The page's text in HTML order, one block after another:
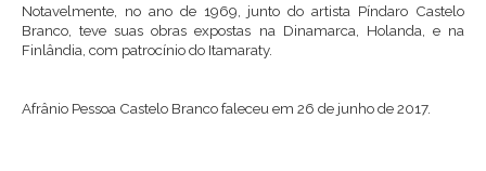
Notavelmente, no ano de 1969, junto do artista Píndaro Castelo
Branco, teve suas obras expostas na Dinamarca, Holanda, e na
Finlândia, com patrocínio do Itamaraty.
Afrânio Pessoa Castelo Branco faleceu em 26 de junho de 2017.